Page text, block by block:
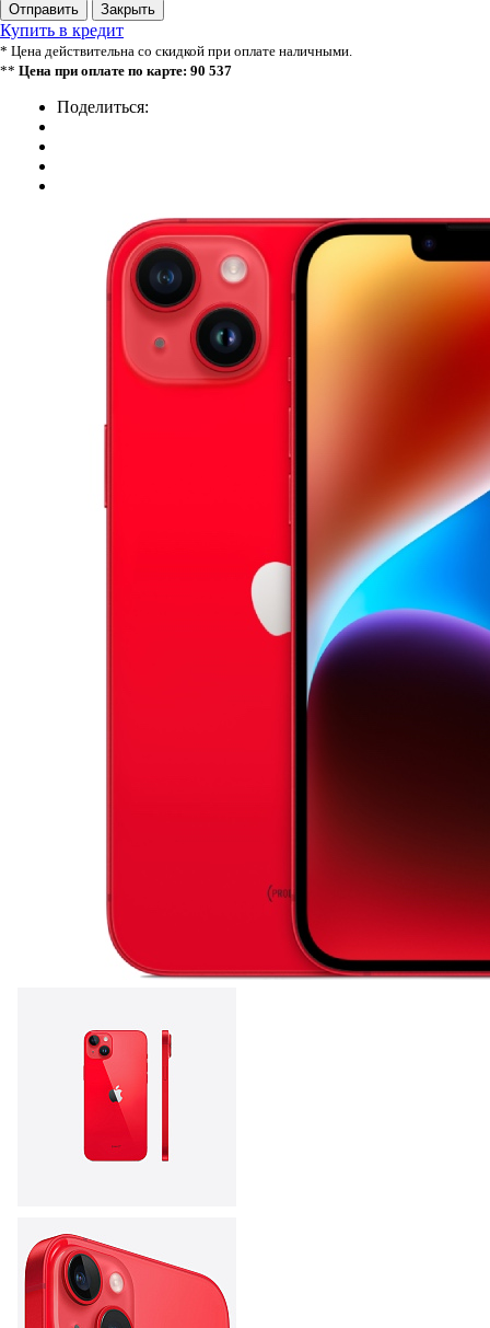
Отправить Закрыть
Купить в кредит
* Цена действительна со скидкой при оплате наличными.
** Цена при оплате по карте: 90 537
Поделиться: